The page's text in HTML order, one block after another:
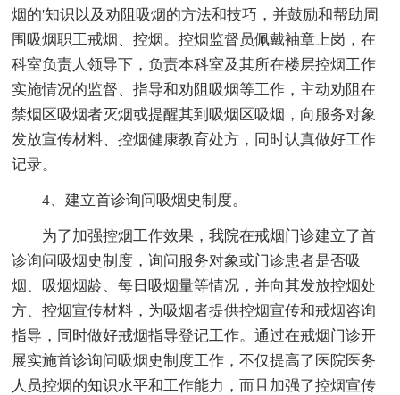
烟的'知识以及劝阻吸烟的方法和技巧，并鼓励和帮助周
围吸烟职工戒烟、控烟。控烟监督员佩戴袖章上岗，在
科室负责人领导下，负责本科室及其所在楼层控烟工作
实施情况的监督、指导和劝阻吸烟等工作，主动劝阻在
禁烟区吸烟者灭烟或提醒其到吸烟区吸烟，向服务对象
发放宣传材料、控烟健康教育处方，同时认真做好工作
记录。
4、建立首诊询问吸烟史制度。
为了加强控烟工作效果，我院在戒烟门诊建立了首
诊询问吸烟史制度，询问服务对象或门诊患者是否吸
烟、吸烟烟龄、每日吸烟量等情况，并向其发放控烟处
方、控烟宣传材料，为吸烟者提供控烟宣传和戒烟咨询
指导，同时做好戒烟指导登记工作。通过在戒烟门诊开
展实施首诊询问吸烟史制度工作，不仅提高了医院医务
人员控烟的知识水平和工作能力，而且加强了控烟宣传